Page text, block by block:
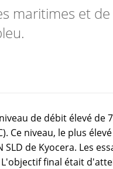
maritimes et
de débit élevé de
Ce niveau, le plus
de Kyocera. Les
final était